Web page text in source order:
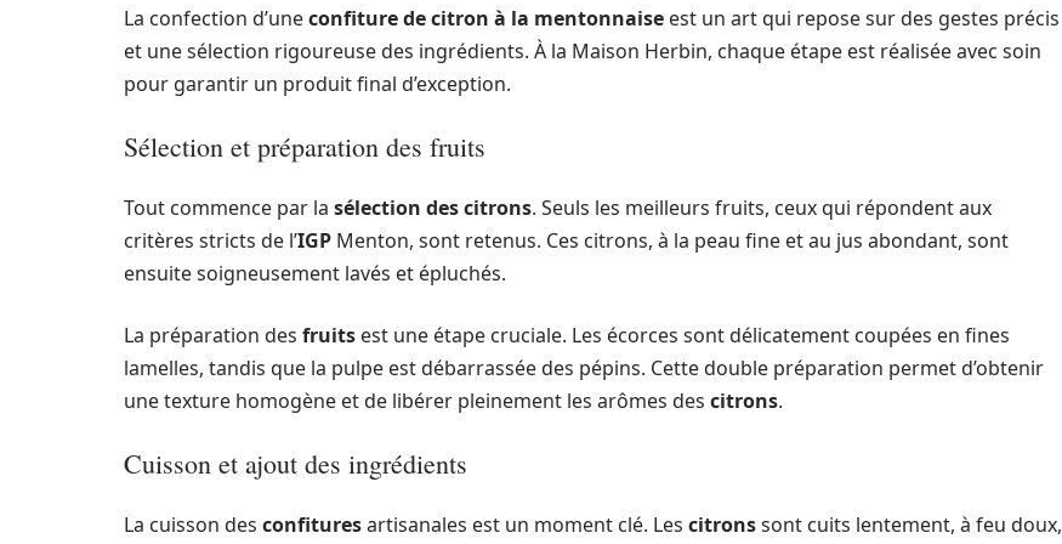
La confection d’uneconfiture de citron à la mentonnaise est un art qui repose sur des gestes précis
et une sélection rigoureuse des ingrédients. À la Maison Herbin, chaque étape est réalisée avec soin
pour garantir un produit final d’exception.
Sélection et préparation des fruits
Tout commence par la sélection des citrons. Seuls les meilleurs fruits, ceux qui répondent aux
critères stricts de l’IGP Menton, sont retenus. Ces citrons, à la peau fine et au jus abondant, sont
ensuite soigneusement lavés et épluchés.
La préparation des fruits est une étape cruciale. Les écorces sont délicatement coupées en fines
lamelles, tandis que la pulpe est débarrassée des pépins. Cette double préparation permet d’obtenir
une texture homogène et de libérer pleinement les arômes des citrons.
Cuisson et ajout des ingrédients
La cuisson des confituresartisanales est un moment clé. Les citronssont cuits lentement, à feu doux,